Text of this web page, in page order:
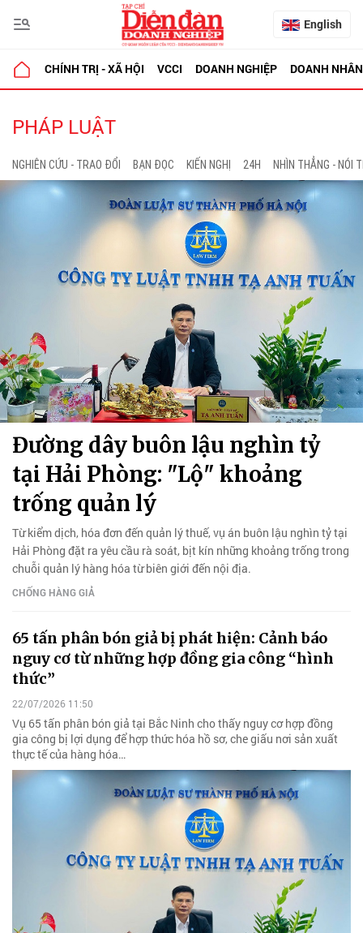
English
CHÍNH TRỊ - XÃ HỘI VCCI DOANH NGHIỆP DOANH NHÂN
PHÁP LUẬT
NGHIÊN CỨU - TRAO ĐỔI BẠN ĐỌC KIẾN NGHỊ 24H NHÌN THẲNG - NÓI
Đường dây buôn lậu nghìn tỷ
tại Hải Phòng: "Lộ" khoảng
trống quản lý
Từ kiểm dịch, hóa đơn đến quản lý thuế, vụ án buôn lậu nghìn tỷ tại
Hải Phòng đặt ra yêu cầu rà soát, bịt kín những khoảng trống trong
chuỗi quản lý hàng hóa từ biên giới đến nội địa.
CHỐNG HÀNG GIẢ
65 tấn phân bón giả bị phát hiện: Cảnh báo
nguy cơ từ những hợp đồng gia công “hình
thức”
22/07/2026 11:50
Vụ 65 tấn phân bón giả tại Bắc Ninh cho thấy nguy cơ hợp đồng
gia công bị lợi dụng để hợp thức hóa hồ sơ, che giấu nơi sản xuất
thực tế của hàng hóa…